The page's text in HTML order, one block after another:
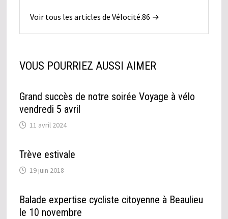
Voir tous les articles de Vélocité.86 →
VOUS POURRIEZ AUSSI AIMER
Grand succès de notre soirée Voyage à vélo
vendredi 5 avril
11 avril 2024
Trève estivale
19 juin 2018
Balade expertise cycliste citoyenne à Beaulieu
le 10 novembre